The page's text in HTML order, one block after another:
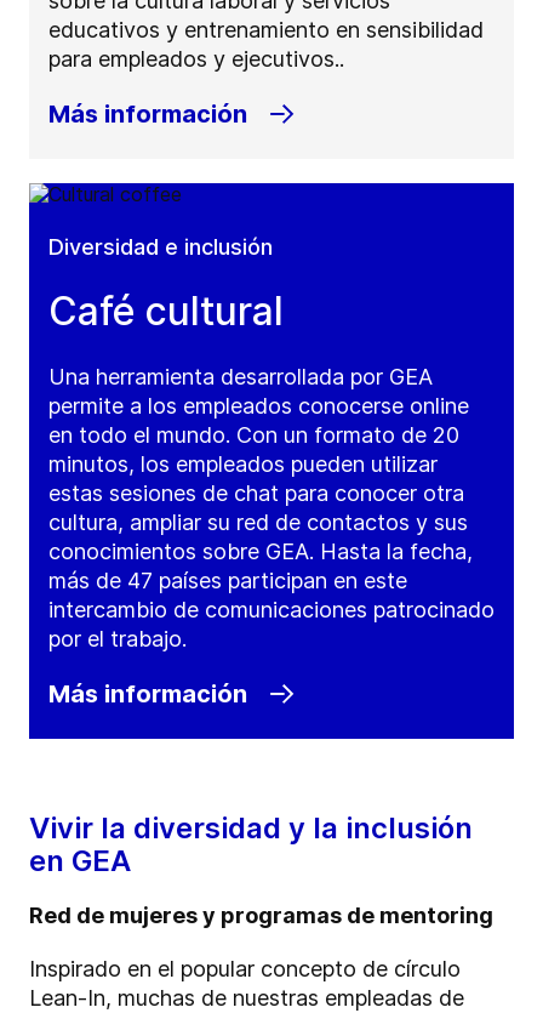
educativos y entrenamiento en sensibilidad
para empleados y ejecutivos..
Más información
Diversidad e inclusión
Café cultural
Una herramienta desarrollada por GEA
permite a los empleados conocerse online
en todo el mundo. Con un formato de 20
minutos, los empleados pueden utilizar
estas sesiones de chat para conocer otra
cultura, ampliar su red de contactos y sus
conocimientos sobre GEA. Hasta la fecha,
más de 47 países participan en este
intercambio de comunicaciones patrocinado
por el trabajo.
Más información
Vivir la diversidad y la inclusión
en GEA
Red de mujeres y programas de mentoring
Inspirado en el popular concepto de círculo
Lean-In, muchas de nuestras empleadas de